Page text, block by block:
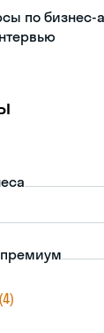
по бизнес-